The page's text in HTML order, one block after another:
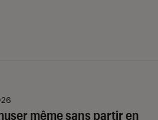
même sans partir en